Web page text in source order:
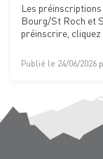
Les
Bourg/St Roch et
préinscrire, cliquez
Publié le 24/06/2026